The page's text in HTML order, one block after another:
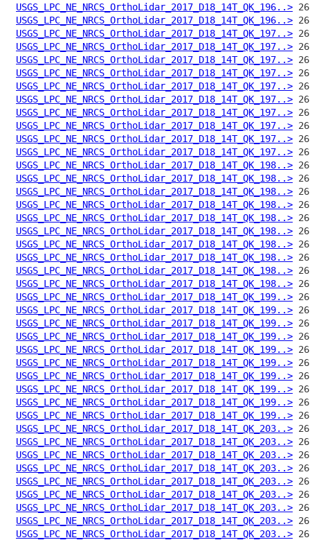
USGS_LPC_NE_NRCS_OrthoLidar_2017_D18_14T_QK_196..>
USGS_LPC_NE_NRCS_OrthoLidar_2017_D18_14T_QK_196..>
USGS_LPC_NE_NRCS_OrthoLidar_2017_D18_14T_QK_197..>
USGS_LPC_NE_NRCS_OrthoLidar_2017_D18_14T_QK_197..>
USGS_LPC_NE_NRCS_OrthoLidar_2017_D18_14T_QK_197..>
USGS_LPC_NE_NRCS_OrthoLidar_2017_D18_14T_QK_197..>
USGS_LPC_NE_NRCS_OrthoLidar_2017_D18_14T_QK_197..>
USGS_LPC_NE_NRCS_OrthoLidar_2017_D18_14T_QK_197..>
USGS_LPC_NE_NRCS_OrthoLidar_2017_D18_14T_QK_197..>
USGS_LPC_NE_NRCS_OrthoLidar_2017_D18_14T_QK_197..>
USGS_LPC_NE_NRCS_OrthoLidar_2017_D18_14T_QK_197..>
USGS_LPC_NE_NRCS_OrthoLidar_2017_D18_14T_QK_197..>
USGS_LPC_NE_NRCS_OrthoLidar_2017_D18_14T_QK_198..>
USGS_LPC_NE_NRCS_OrthoLidar_2017_D18_14T_QK_198..>
USGS_LPC_NE_NRCS_OrthoLidar_2017_D18_14T_QK_198..>
USGS_LPC_NE_NRCS_OrthoLidar_2017_D18_14T_QK_198..>
USGS_LPC_NE_NRCS_OrthoLidar_2017_D18_14T_QK_198..>
USGS_LPC_NE_NRCS_OrthoLidar_2017_D18_14T_QK_198..>
USGS_LPC_NE_NRCS_OrthoLidar_2017_D18_14T_QK_198..>
USGS_LPC_NE_NRCS_OrthoLidar_2017_D18_14T_QK_198..>
USGS_LPC_NE_NRCS_OrthoLidar_2017_D18_14T_QK_198..>
USGS_LPC_NE_NRCS_OrthoLidar_2017_D18_14T_QK_198..>
USGS_LPC_NE_NRCS_OrthoLidar_2017_D18_14T_QK_199..>
USGS_LPC_NE_NRCS_OrthoLidar_2017_D18_14T_QK_199..>
USGS_LPC_NE_NRCS_OrthoLidar_2017_D18_14T_QK_199..>
USGS_LPC_NE_NRCS_OrthoLidar_2017_D18_14T_QK_199..>
USGS_LPC_NE_NRCS_OrthoLidar_2017_D18_14T_QK_199..>
USGS_LPC_NE_NRCS_OrthoLidar_2017_D18_14T_QK_199..>
USGS_LPC_NE_NRCS_OrthoLidar_2017_D18_14T_QK_199..>
USGS_LPC_NE_NRCS_OrthoLidar_2017_D18_14T_QK_199..>
USGS_LPC_NE_NRCS_OrthoLidar_2017_D18_14T_QK_199..>
USGS_LPC_NE_NRCS_OrthoLidar_2017_D18_14T_QK_199..>
USGS_LPC_NE_NRCS_OrthoLidar_2017_D18_14T_QK_203..>
USGS_LPC_NE_NRCS_OrthoLidar_2017_D18_14T_QK_203..>
USGS_LPC_NE_NRCS_OrthoLidar_2017_D18_14T_QK_203..>
USGS_LPC_NE_NRCS_OrthoLidar_2017_D18_14T_QK_203..>
USGS_LPC_NE_NRCS_OrthoLidar_2017_D18_14T_QK_203..>
USGS_LPC_NE_NRCS_OrthoLidar_2017_D18_14T_QK_203..>
USGS_LPC_NE_NRCS_OrthoLidar_2017_D18_14T_QK_203..>
USGS_LPC_NE_NRCS_OrthoLidar_2017_D18_14T_QK_203..>
USGS_LPC_NE_NRCS_OrthoLidar_2017_D18_14T_QK_203..>